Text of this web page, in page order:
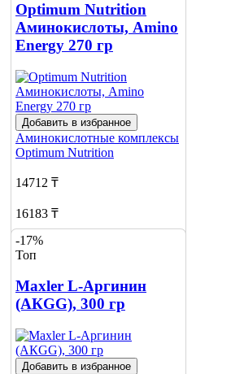
Optimum Nutrition
Аминокислоты, Amino
Energy 270 гр
Добавить в избранное
Аминокислотные комплексы
Optimum Nutrition
14712 ₸
16183 ₸
Добавить в корзину
13
-17%
Топ
Maxler L-Аргинин
(АКGG), 300 гр
Добавить в избранное